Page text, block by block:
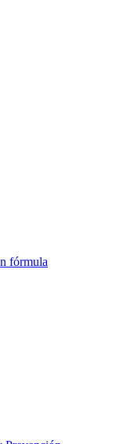
fórmula